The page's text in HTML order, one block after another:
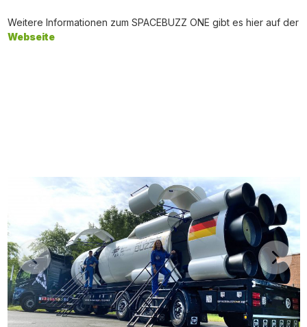
Weitere Informationen zum SPACEBUZZ ONE gibt es hier auf der
Webseite